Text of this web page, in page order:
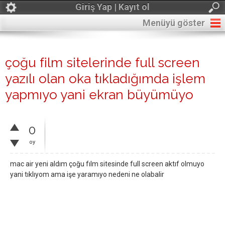
Giriş Yap | Kayıt ol
Menüyü göster
çoğu film sitelerinde full screen
yazılı olan oka tıkladığımda işlem
yapmıyo yani ekran büyümüyo
0
oy
mac air yeni aldım çoğu fılm sitesinde full screen aktıf olmuyo
yani tıklıyom ama işe yaramıyo nedeni ne olabalir